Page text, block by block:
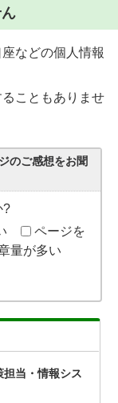
などの個人情報
こともありませ
のご感想をお聞
?
ページを
量が多い
当・情報シス